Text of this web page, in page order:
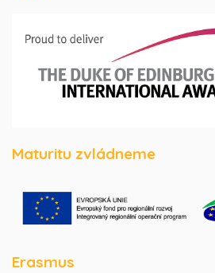
Maturitu zvládneme
Erasmus